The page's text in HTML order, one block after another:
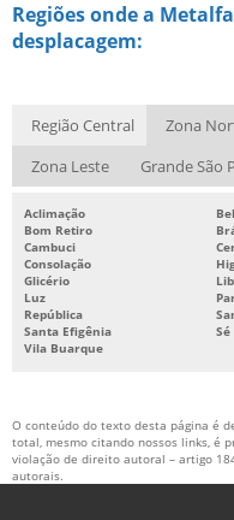
Regiões onde a
desplacagem:
Região Central Zona
Zona Leste
Grande São
Aclimação
Bom Retiro
Cambuci
Consolação
Glicério
Luz
República
Santa Efigênia
Sé
Vila Buarque
O conteúdo do texto desta página é
total, mesmo citando nossos links, é
violação de direito autoral – artigo
autorais.